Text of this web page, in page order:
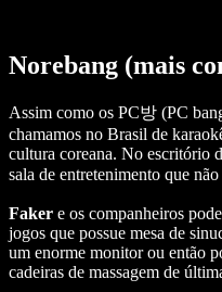
Norebang (mais
Assim como os PC방 (PC
chamamos no Brasil de
cultura coreana. No escritório
sala de entretenimento que
Faker e os companheiros
jogos que possue mesa de
um enorme monitor ou então
cadeiras de massagem de